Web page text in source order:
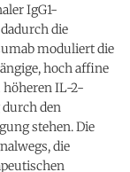
IgG1-
die
moduliert die
hoch affine
IL-2-
den
stehen. Die
die